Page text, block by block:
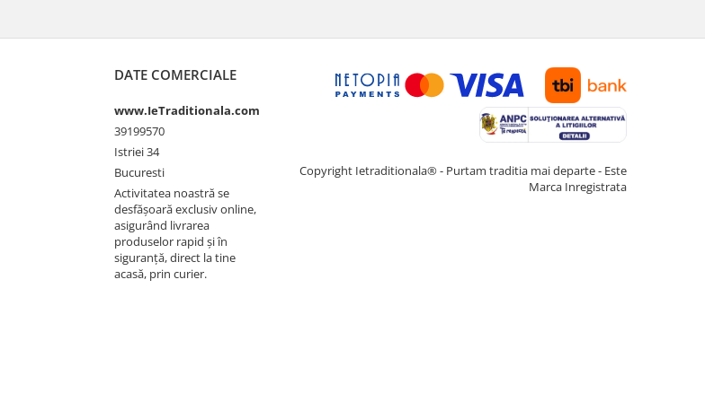
DATE COMERCIALE
www.IeTraditionala.com
39199570
Istriei 34
Bucuresti
Activitatea noastră se
desfășoară exclusiv online,
asigurând livrarea
produselor rapid și în
siguranță, direct la tine
acasă, prin curier.
Copyright Ietraditionala® - Purtam traditia mai departe - Este
Marca Inregistrata